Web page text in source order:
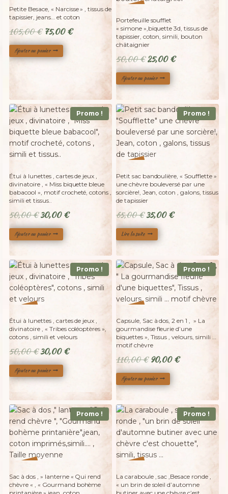
-29
Petite Besace, « Narcisse » , tissus de
tapissier, jeans… et coton
105,00€ Le
prix
initial
75,00€Le
75,00 €.
Ajouter au panier
50
Portefeuille soufflet
« simone »,biquette 3d, tissus de
tapissier, coton, simili, bouton
châtaignier
50,00€ Le
prix
initial
50,00 €.
25,00€Le
25,00 €.
Ajouter au panier
Promo !
Étui à lunettes , cartes de jeux ,
divinatoire , « Miss biquette bleue
babacool », motif crocheté, cotons ,
simili et tissus..
50,00€ Le
prix
initial
50,00 €.
30,00€Le
30,00 €.
Ajouter au panier
Promo !
-46
Adopté
Petit sac bandoulière, « Soufflette »
une chèvre bouleversé par une
sorcière!, Jean, coton , galons, tissus
de tapissier
65,00€ Le
prix
initial
65,00 €.
35,00€Le
35,00 €.
Lire la suite
Promo !
40
Étui à lunettes , cartes de jeux ,
divinatoire , « Tribes coléoptères »,
cotons , simili et velours
50,00€ Le
prix
initial
50,00 €.
30,00€Le
30,00 €.
Ajouter au panier
Promo !
Capsule, Sac à dos, 2 en 1 , » La
gourmandise fleurie d’une
biquettes », Tissus , velours, simili …
motif chèvre
110,00€ Le
prix
initial
110,00 €.
90,00€Le
90,00 €.
Ajouter au panier
Promo !
23
Sac à dos , » lanterne « Qui rend
chèvre « , « Gourmand bohème
Promo !
La caraboule , sac ,Besace ronde ,
« un brin de soleil d’automne